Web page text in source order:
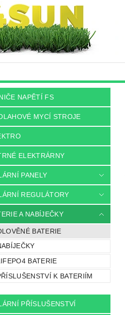
NAPĚTÍ FS
MYCÍ STROJE
ELEKTRÁRNY
PANELY
REGULÁTORY
A NABÍJEČKY
BATERIE
BATERIE
K BATERIÍM
PŘÍSLUŠENSTVÍ